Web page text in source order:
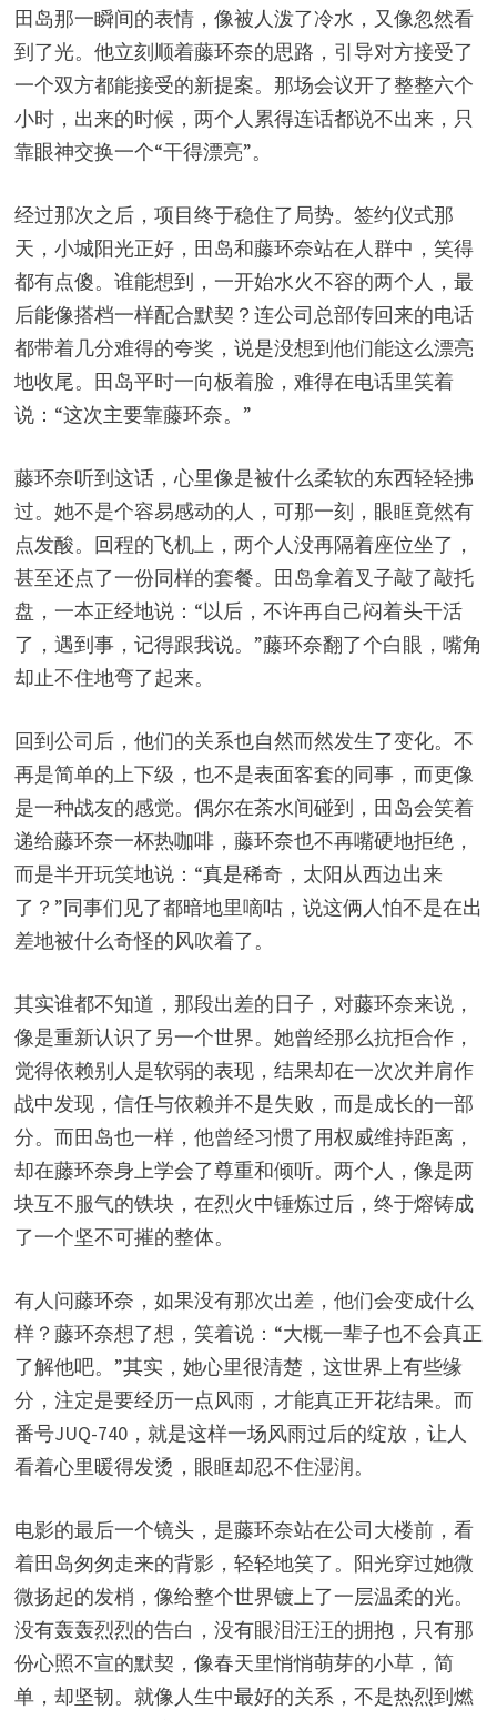
田岛那一瞬间的表情，像被人泼了冷水，又像忽然看
到了光。他立刻顺着藤环奈的思路，引导对方接受了
一个双方都能接受的新提案。那场会议开了整整六个
小时，出来的时候，两个人累得连话都说不出来，只
靠眼神交换一个“干得漂亮”。
经过那次之后，项目终于稳住了局势。签约仪式那
天，小城阳光正好，田岛和藤环奈站在人群中，笑得
都有点傻。谁能想到，一开始水火不容的两个人，最
后能像搭档一样配合默契？连公司总部传回来的电话
都带着几分难得的夸奖，说是没想到他们能这么漂亮
地收尾。田岛平时一向板着脸，难得在电话里笑着
说：“这次主要靠藤环奈。”
藤环奈听到这话，心里像是被什么柔软的东西轻轻拂
过。她不是个容易感动的人，可那一刻，眼眶竟然有
点发酸。回程的飞机上，两个人没再隔着座位坐了，
甚至还点了一份同样的套餐。田岛拿着叉子敲了敲托
盘，一本正经地说：“以后，不许再自己闷着头干活
了，遇到事，记得跟我说。”藤环奈翻了个白眼，嘴角
却止不住地弯了起来。
回到公司后，他们的关系也自然而然发生了变化。不
再是简单的上下级，也不是表面客套的同事，而更像
是一种战友的感觉。偶尔在茶水间碰到，田岛会笑着
递给藤环奈一杯热咖啡，藤环奈也不再嘴硬地拒绝，
而是半开玩笑地说：“真是稀奇，太阳从西边出来
了？”同事们见了都暗地里嘀咕，说这俩人怕不是在出
差地被什么奇怪的风吹着了。
其实谁都不知道，那段出差的日子，对藤环奈来说，
像是重新认识了另一个世界。她曾经那么抗拒合作，
觉得依赖别人是软弱的表现，结果却在一次次并肩作
战中发现，信任与依赖并不是失败，而是成长的一部
分。而田岛也一样，他曾经习惯了用权威维持距离，
却在藤环奈身上学会了尊重和倾听。两个人，像是两
块互不服气的铁块，在烈火中锤炼过后，终于熔铸成
了一个坚不可摧的整体。
有人问藤环奈，如果没有那次出差，他们会变成什么
样？藤环奈想了想，笑着说：“大概一辈子也不会真正
了解他吧。”其实，她心里很清楚，这世界上有些缘
分，注定是要经历一点风雨，才能真正开花结果。而
番号JUQ-740，就是这样一场风雨过后的绽放，让人
看着心里暖得发烫，眼眶却忍不住湿润。
电影的最后一个镜头，是藤环奈站在公司大楼前，看
着田岛匆匆走来的背影，轻轻地笑了。阳光穿过她微
微扬起的发梢，像给整个世界镀上了一层温柔的光。
没有轰轰烈烈的告白，没有眼泪汪汪的拥抱，只有那
份心照不宣的默契，像春天里悄悄萌芽的小草，简
单，却坚韧。就像人生中最好的关系，不是热烈到燃